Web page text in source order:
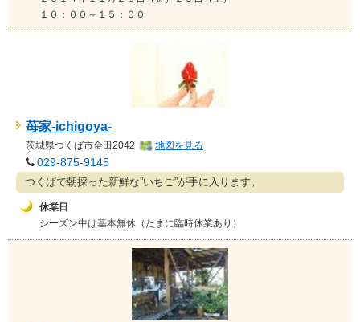
１０：００～１５：００
苺家-ichigoya-
茨城県つくば市金田2042 地図を見る
029-875-9145
つくばで朝採った新鮮な”いちご”が手に入ります。
休業日
シーズン中は基本無休（たまに臨時休業あり）